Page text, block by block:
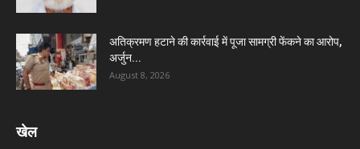
अतिक्रमण हटाने की कार्रवाई में पूजा सामग्री फेंकने का आरोप,
अर्जुन...
August 8, 2026
खेल